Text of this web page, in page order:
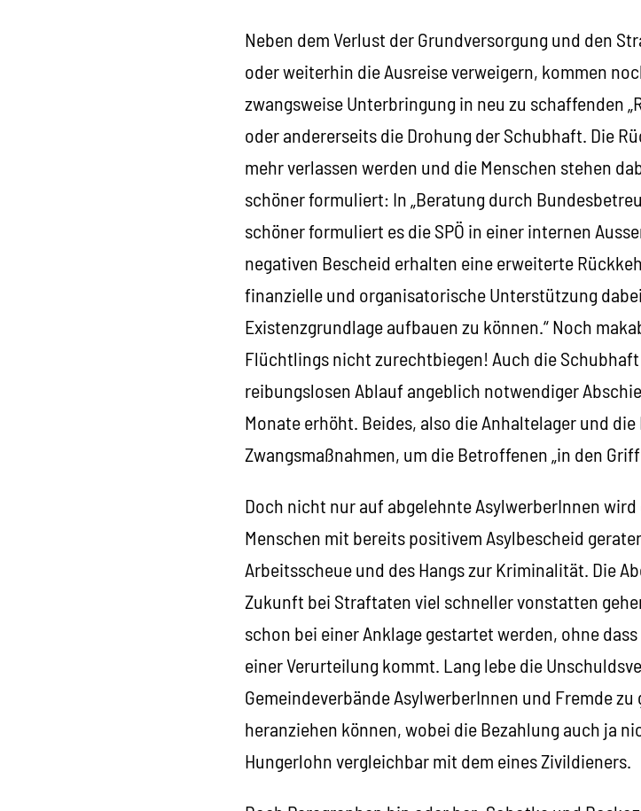
Neben dem Verlust der Grundversorgung und den
oder weiterhin die Ausreise verweigern, kommen
zwangsweise Unterbringung in neu zu schaffenden
oder andererseits die Drohung der Schubhaft. Die
mehr verlassen werden und die Menschen stehen
schöner formuliert: In „Beratung durch
schöner formuliert es die SPÖ in einer internen
negativen Bescheid erhalten eine erweiterte
finanzielle und organisatorische Unterstützung
Existenzgrundlage aufbauen zu können.“ Noch
Flüchtlings nicht zurechtbiegen! Auch die
reibungslosen Ablauf angeblich notwendiger
Monate erhöht. Beides, also die Anhaltelager und
Zwangsmaßnahmen, um die Betroffenen „in den
Doch nicht nur auf abgelehnte AsylwerberInnen
Menschen mit bereits positivem Asylbescheid
Arbeitsscheue und des Hangs zur Kriminalität. Die
Zukunft bei Straftaten viel schneller vonstatten
schon bei einer Anklage gestartet werden, ohne
einer Verurteilung kommt. Lang lebe die
Gemeindeverbände AsylwerberInnen und Fremde
heranziehen können, wobei die Bezahlung auch ja
Hungerlohn vergleichbar mit dem eines Zivildieners.